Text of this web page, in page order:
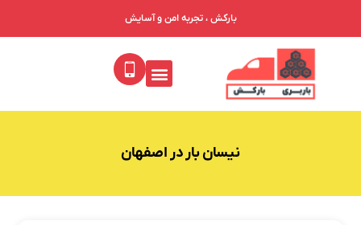
بارکش ، تجربه امن و آسایش
نیسان بار در اصفهان